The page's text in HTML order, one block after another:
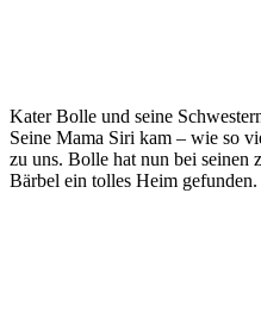
Kater Bolle und seine
Seine Mama Siri kam – wie so
zu uns. Bolle hat nun bei seinen
Bärbel ein tolles Heim gefunden.